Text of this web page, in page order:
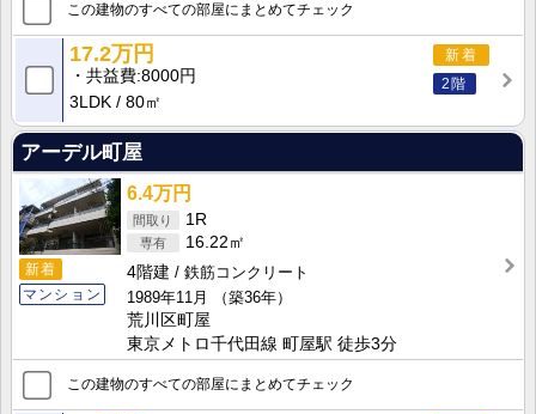
この建物のすべての部屋にまとめてチェック
新着
2階
17.2万円
共益費 8000円
3LDK
80㎡
アーデル町屋
新着
マンション
6.4万円
1R
16.22㎡
4階建
鉄筋コンクリート
1989年11月
（築36年）
荒川区町屋
東京メトロ千代田線 町屋駅 徒歩3分
この建物のすべての部屋にまとめてチェック